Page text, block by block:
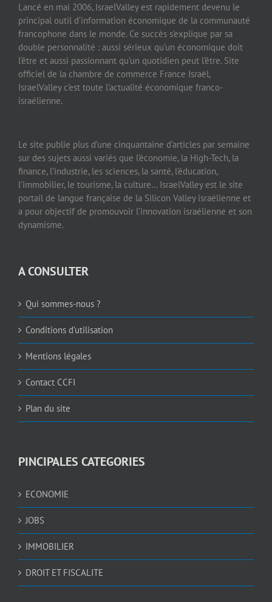
Lancé en mai 2006, IsraelValley est rapidement devenu le
principal outil d’information économique de la communauté
francophone dans le monde. Ce succès s’explique par sa
double personnalité : aussi sérieux qu’un économique doit
l’être et aussi passionnant qu’un quotidien peut l’être. Site
officiel de la chambre de commerce France Israël,
IsraelValley c’est toute l’actualité économique franco-
israélienne.
Le site publie plus d’une cinquantaine d’articles par semaine
sur des sujets aussi variés que l’économie, la High-Tech, la
finance, l’industrie, les sciences, la santé, l’éducation,
l’immobilier, le tourisme, la culture… IsraelValley est le site
portail de langue française de la Silicon Valley israélienne et
a pour objectif de promouvoir l’innovation israélienne et son
dynamisme.
A CONSULTER
Qui sommes-nous ?
Conditions d’utilisation
Mentions légales
Contact CCFI
Plan du site
PINCIPALES CATEGORIES
ECONOMIE
JOBS
IMMOBILIER
DROIT ET FISCALITE